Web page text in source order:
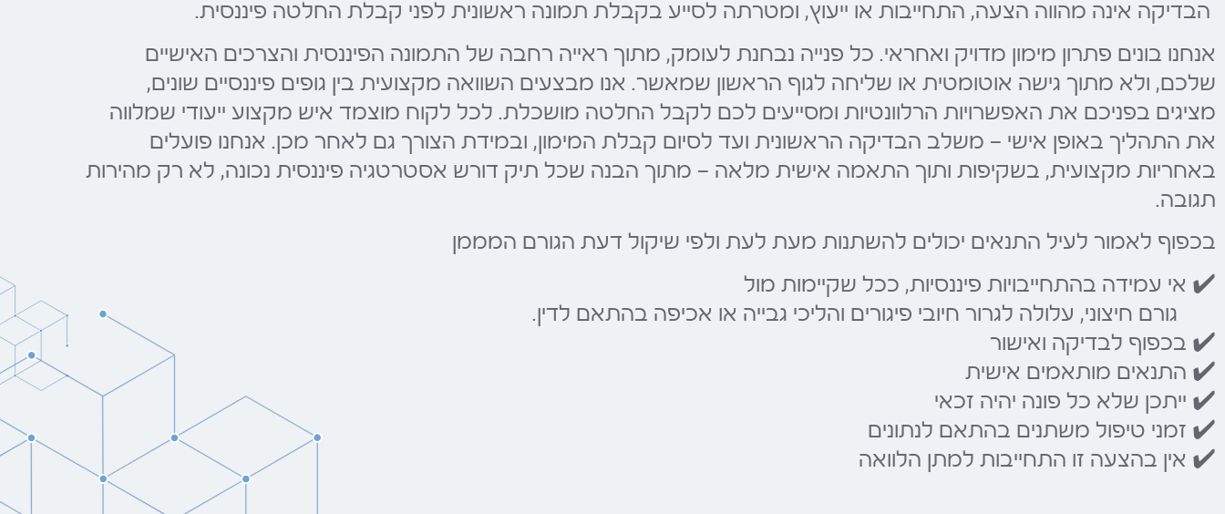
הבדיקה אינה מהווה הצעה, התחייבות או ייעוץ, ומטרתה לסייע בקבלת תמונה ראשונית לפני קבלת החלטה פיננסית.
אנחנו בונים פתרון מימון מדויק ואחראי. כל פנייה נבחנת לעומק, מתוך ראייה רחבה של התמונה הפיננסית והצרכים האישיים
שלכם, ולא מתוך גישה אוטומטית או שליחה לגוף הראשון שמאשר. אנו מבצעים השוואה מקצועית בין גופים פיננסיים שונים,
מציגים בפניכם את האפשרויות הרלוונטיות ומסייעים לכם לקבל החלטה מושכלת. לכל לקוח מוצמד איש מקצוע ייעודי שמלווה
את התהליך באופן אישי — משלב הבדיקה הראשונית ועד לסיום קבלת המימון, ובמידת הצורך גם לאחר מכן. אנחנו פועלים
באחריות מקצועית, בשקיפות ותוך התאמה אישית מלאה — מתוך הבנה שכל תיק דורש אסטרטגיה פיננסית נכונה, לא רק מהירות
תגובה.
בכפוף לאמור לעיל התנאים יכולים להשתנות מעת לעת ולפי שיקול דעת הגורם המממן
✔️ אי עמידה בהתחייבויות פיננסיות, ככל שקיימות מול
גורם חיצוני, עלולה לגרור חיובי פיגורים והליכי גבייה או אכיפה בהתאם לדין.
✔️ בכפוף לבדיקה ואישור
✔️ התנאים מותאמים אישית
✔️ ייתכן שלא כל פונה יהיה זכאי
✔️ זמני טיפול משתנים בהתאם לנתונים
✔️ אין בהצעה זו התחייבות למתן הלוואה